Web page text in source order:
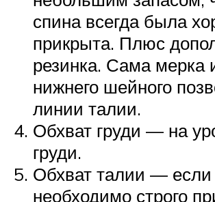
спина всегда была
прикрыта. Плюс
резинка. Сама мерка
нижнего шейного
линии талии.
Обхват груди — на
груди.
Обхват талии — если
необходимо строго